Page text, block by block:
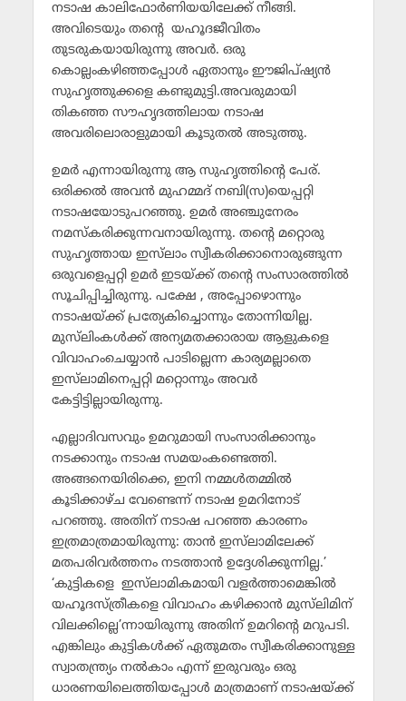
നടാഷ കാലിഫോര്‍ണിയയിലേക്ക് നീങ്ങി.
അവിടെയും തന്റെ യഹൂദജീവിതം
തുടരുകയായിരുന്നു അവര്‍. ഒരു
കൊല്ലംകഴിഞ്ഞപ്പോള്‍ ഏതാനും ഈജിപ്ഷ്യന്‍
സുഹൃത്തുക്കളെ കണ്ടുമുട്ടി.അവരുമായി
തികഞ്ഞ സൗഹൃദത്തിലായ നടാഷ
അവരിലൊരാളുമായി കൂടുതല്‍ അടുത്തു.
ഉമര്‍ എന്നായിരുന്നു ആ സുഹൃത്തിന്റെ പേര്.
ഒരിക്കല്‍ അവന്‍ മുഹമ്മദ് നബി(സ)യെപ്പറ്റി
നടാഷയോടുപറഞ്ഞു. ഉമര്‍ അഞ്ചുനേരം
നമസ്‌കരിക്കുന്നവനായിരുന്നു. തന്റെ മറ്റൊരു
സുഹൃത്തായ ഇസ്‌ലാം സ്വീകരിക്കാനൊരുങ്ങുന്ന
ഒരുവളെപ്പറ്റി ഉമര്‍ ഇടയ്ക്ക് തന്റെ സംസാരത്തില്‍
സൂചിപ്പിച്ചിരുന്നു. പക്ഷേ , അപ്പോഴൊന്നും
നടാഷയ്ക്ക് പ്രത്യേകിച്ചൊന്നും തോന്നിയില്ല.
മുസ്‌ലിംകള്‍ക്ക് അന്യമതക്കാരായ ആളുകളെ
വിവാഹംചെയ്യാന്‍ പാടില്ലെന്ന കാര്യമല്ലാതെ
ഇസ്‌ലാമിനെപ്പറ്റി മറ്റൊന്നും അവര്‍
കേട്ടിട്ടില്ലായിരുന്നു.
എല്ലാദിവസവും ഉമറുമായി സംസാരിക്കാനും
നടക്കാനും നടാഷ സമയംകണ്ടെത്തി.
അങ്ങനെയിരിക്കെ, ഇനി നമ്മള്‍തമ്മില്‍
കൂടിക്കാഴ്ച വേണ്ടെന്ന് നടാഷ ഉമറിനോട്
പറഞ്ഞു. അതിന് നടാഷ പറഞ്ഞ കാരണം
ഇത്രമാത്രമായിരുന്നു: താന്‍ ഇസ്‌ലാമിലേക്ക്
മതപരിവര്‍ത്തനം നടത്താന്‍ ഉദ്ദേശിക്കുന്നില്ല.’
‘കുട്ടികളെ ഇസ്‌ലാമികമായി വളര്‍ത്താമെങ്കില്‍
യഹൂദസ്ത്രീകളെ വിവാഹം കഴിക്കാന്‍ മുസ്‌ലിമിന്
വിലക്കില്ലെ’ന്നായിരുന്നു അതിന് ഉമറിന്റെ മറുപടി.
എങ്കിലും കുട്ടികള്‍ക്ക് ഏതുമതം സ്വീകരിക്കാനുള്ള
സ്വാതന്ത്ര്യം നല്‍കാം എന്ന് ഇരുവരും ഒരു
ധാരണയിലെത്തിയപ്പോള്‍ മാത്രമാണ് നടാഷയ്ക്ക്